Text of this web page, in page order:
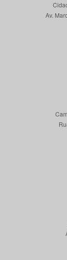
Av.